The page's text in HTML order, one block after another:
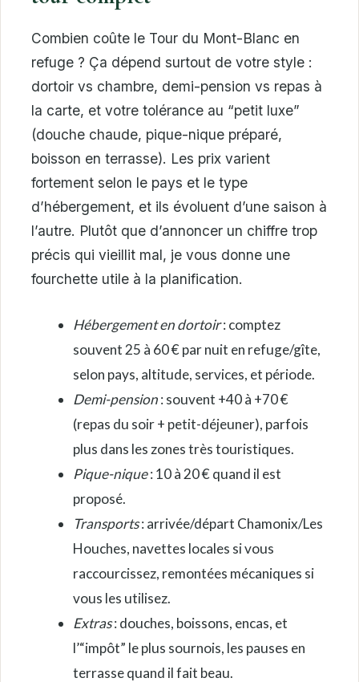
Combien coûte le Tour du Mont-Blanc en
refuge ? Ça dépend surtout de votre style :
dortoir vs chambre, demi-pension vs repas à
la carte, et votre tolérance au “petit luxe”
(douche chaude, pique-nique préparé,
boisson en terrasse). Les prix varient
fortement selon le pays et le type
d’hébergement, et ils évoluent d’une saison à
l’autre. Plutôt que d’annoncer un chiffre trop
précis qui vieillit mal, je vous donne une
fourchette utile à la planification.
Hébergement en dortoir: comptez
souvent 25 à 60 € par nuit en refuge/gîte,
selon pays, altitude, services, et période.
Demi-pension: souvent +40 à +70 €
(repas du soir + petit-déjeuner), parfois
plus dans les zones très touristiques.
Pique-nique: 10 à 20 € quand il est
proposé.
Transports: arrivée/départ Chamonix/Les
Houches, navettes locales si vous
raccourcissez, remontées mécaniques si
vous les utilisez.
Extras: douches, boissons, encas, et
l’“impôt” le plus sournois, les pauses en
terrasse quand il fait beau.